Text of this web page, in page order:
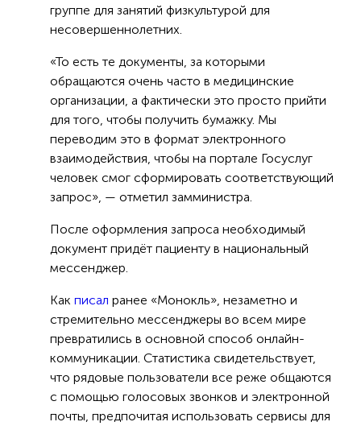
группе для занятий физкультурой для
несовершеннолетних.
«То есть те документы, за которыми
обращаются очень часто в медицинские
организации, а фактически это просто прийти
для того, чтобы получить бумажку. Мы
переводим это в формат электронного
взаимодействия, чтобы на портале Госуслуг
человек смог сформировать соответствующий
запрос», — отметил замминистра.
После оформления запроса необходимый
документ придёт пациенту в национальный
мессенджер.
Как писал ранее «Монокль», незаметно и
стремительно мессенджеры во всем мире
превратились в основной способ онлайн-
коммуникации. Статистика свидетельствует,
что рядовые пользователи все реже общаются
с помощью голосовых звонков и электронной
почты, предпочитая использовать сервисы для